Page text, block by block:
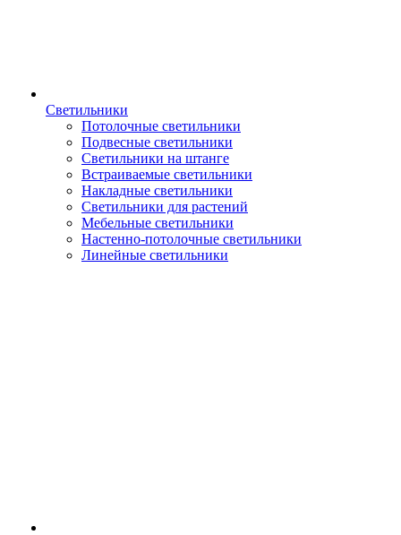
Светильники
Потолочные светильники
Подвесные светильники
Светильники на штанге
Встраиваемые светильники
Накладные светильники
Светильники для растений
Мебельные светильники
Настенно-потолочные светильники
Линейные светильники